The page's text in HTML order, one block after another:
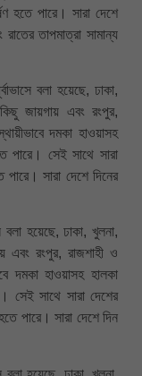
হতে পারে। সারা দেশে
তাপমাত্রা সামান্য
বলা হয়েছে, ঢাকা,
জায়গায় এবং রংপুর,
দমকা হাওয়াসহ
পারে। সেই সাথে সারা
সারা দেশে দিনের
বলা হয়েছে, ঢাকা, খুলনা,
এবং রংপুর, রাজশাহী ও
দমকা হাওয়াসহ হালকা
সেই সাথে সারা দেশের
পারে। সারা দেশে দিন